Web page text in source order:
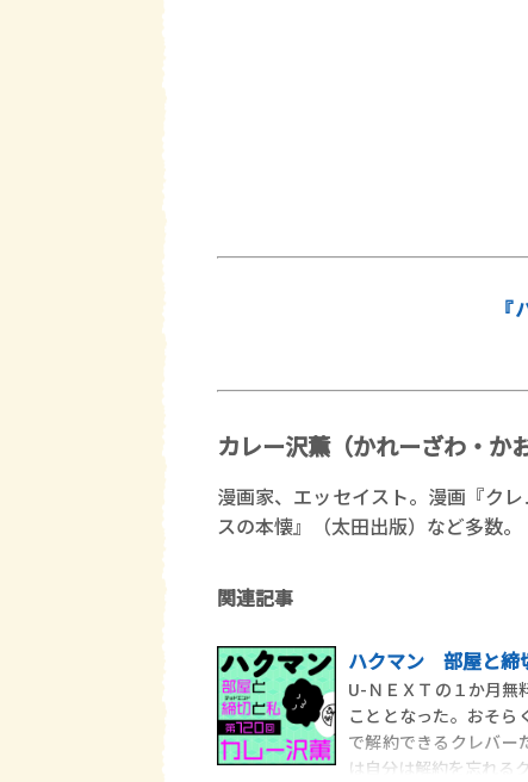
『
カレー沢薫（かれーざわ・か
漫画家、エッセイスト。漫画『ク
スの本懐』（太田出版）など多数。
関連記事
ハクマン 部屋と締
U-ＮＥＸＴの１か月無
こととなった。おそら
で解約できるクレバー
は自分は解約を忘れる